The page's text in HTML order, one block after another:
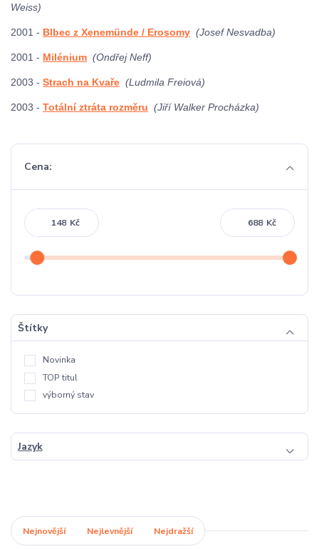
Weiss)
2001 - Blbec z Xenemünde / Erosomy (Josef Nesvadba)
2001 - Milénium (Ondřej Neff)
2003 - Strach na Kvaře (Ludmila Freiová)
2003 - Totální ztráta rozměru (Jiří Walker Procházka)
Cena:
Kč Kč
Štítky
Novinka
TOP titul
výborný stav
Jazyk
Nejnovější Nejlevnější Nejdražší